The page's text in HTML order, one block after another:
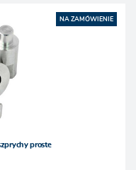
NA ZAMÓWIENIE
proste